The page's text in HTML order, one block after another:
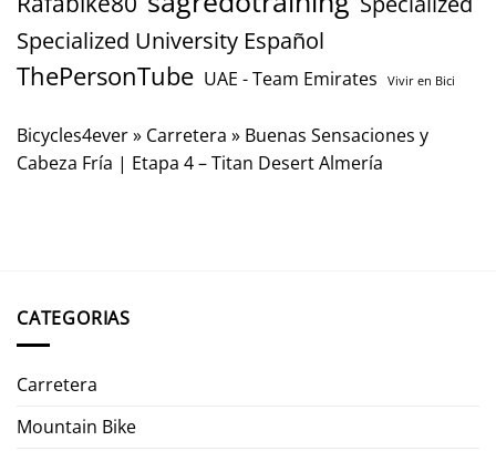
Specialized University Español
ThePersonTube UAE - Team Emirates Vivir en Bici
Bicycles4ever» Carretera » Buenas Sensaciones y
Cabeza Fría | Etapa 4 – Titan Desert Almería
CATEGORIAS
Carretera
Mountain Bike